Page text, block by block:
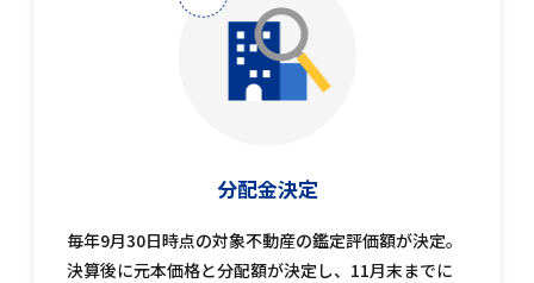
分配金決定
毎年9月30日時点の対象不動産の鑑定評価額が決定。
決算後に元本価格と分配額が決定し、11月末までに